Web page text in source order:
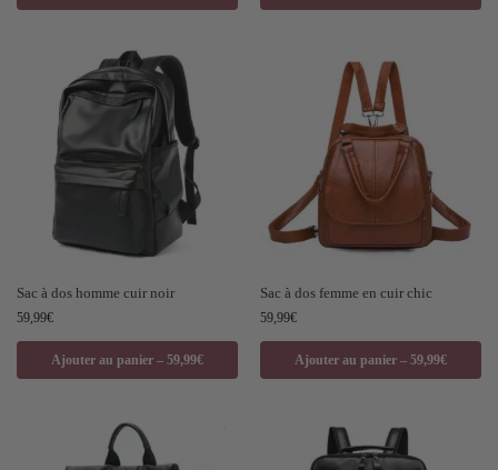
Sac à dos homme cuir noir
59,99€
Ajouter au panier – 59,99€
Sac à dos femme en cuir chic
59,99€
Ajouter au panier – 59,99€